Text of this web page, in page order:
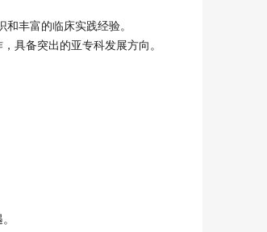
丰富的临床实践经验。
具备突出的亚专科发展方向。